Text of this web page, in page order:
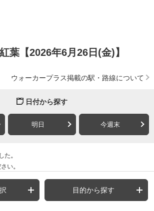
葉【2026年6月26日(金)】
ウォーカープラス掲載の駅・路線について
日付から探す
明日 今週末
た。
い。
目的から探す